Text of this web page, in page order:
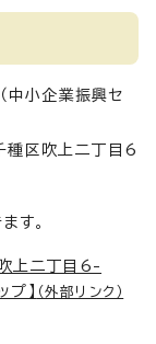
中小企業振興セ
区吹上二丁目6
す。
上二丁目6-
】 （外部リンク）